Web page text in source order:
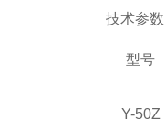
技术参
型号
Y-50Z